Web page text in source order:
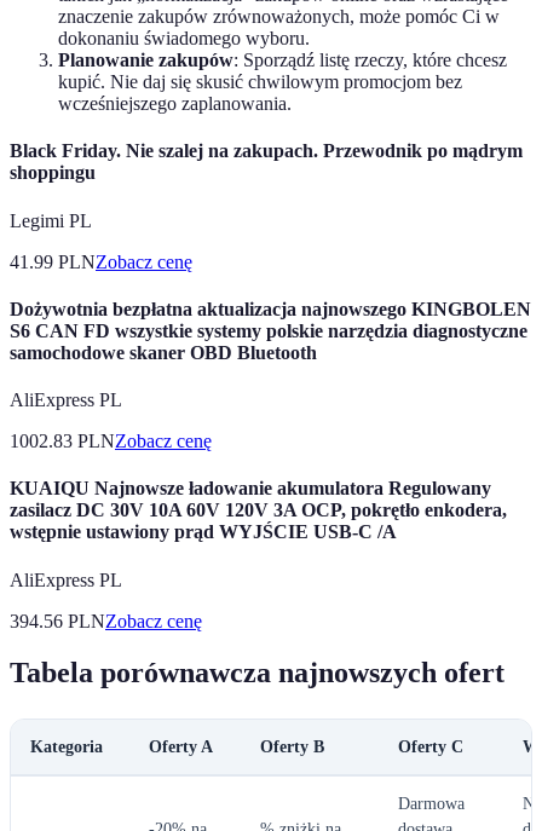
znaczenie zakupów zrównoważonych, może pomóc Ci w
dokonaniu świadomego wyboru.
Planowanie zakupów: Sporządź listę rzeczy, które chcesz
kupić. Nie daj się skusić chwilowym promocjom bez
wcześniejszego zaplanowania.
Black Friday. Nie szalej na zakupach. Przewodnik po mądrym
shoppingu
Legimi PL
41.99 PLNZobacz cenę
Dożywotnia bezpłatna aktualizacja najnowszego KINGBOLEN
S6 CAN FD wszystkie systemy polskie narzędzia diagnostyczne
samochodowe skaner OBD Bluetooth
AliExpress PL
1002.83 PLNZobacz cenę
KUAIQU Najnowsze ładowanie akumulatora Regulowany
zasilacz DC 30V 10A 60V 120V 3A OCP, pokrętło enkodera,
wstępnie ustawiony prąd WYJŚCIE USB-C /A
AliExpress PL
394.56 PLNZobacz cenę
Tabela porównawcza najnowszych ofert
Kategoria Oferty A Oferty B Oferty C
Darmowa